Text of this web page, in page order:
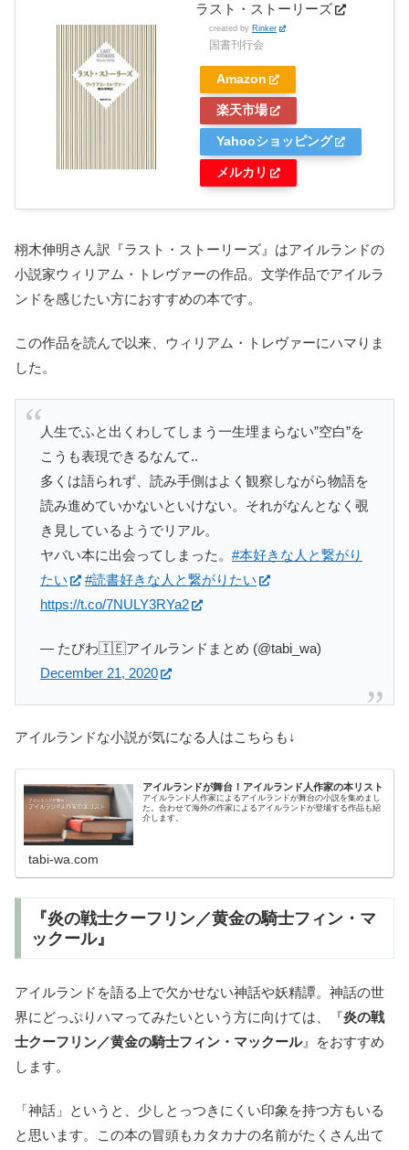
ラスト・ストーリーズ
created by Rinker
国書刊行会
Amazon
楽天市場
Yahooショッピング
メルカリ
栩木伸明さん訳『ラスト・ストーリーズ』はアイルランドの
小説家ウィリアム・トレヴァーの作品。文学作品でアイルラ
ンドを感じたい方におすすめの本です。
この作品を読んで以来、ウィリアム・トレヴァーにハマりま
した。
人生でふと出くわしてしまう一生埋まらない”空白”を
こうも表現できるなんて..
多くは語られず、読み手側はよく観察しながら物語を
読み進めていかないといけない。それがなんとなく覗
き見しているようでリアル。
ヤバい本に出会ってしまった。 #本好きな人と繋がり
たい
#読書好きな人と繋がりたい
https://t.co/7NULY3RYa2
— たびわ🇮🇪アイルランドまとめ (@tabi_wa)
December 21, 2020
アイルランドな小説が気になる人はこちらも↓
アイルランドが舞台！アイルランド人作家の本リスト
アイルランド人作家によるアイルランドが舞台の小説を集めまし
た。合わせて海外の作家によるアイルランドが登場する作品も紹
介します。
tabi-wa.com
『炎の戦士クーフリン／黄金の騎士フィン・マ
ックール』
アイルランドを語る上で欠かせない神話や妖精譚。神話の世
界にどっぷりハマってみたいという方に向けては、『炎の戦
士クーフリン／黄金の騎士フィン・マックール』をおすすめ
します。
「神話」というと、少しとっつきにくい印象を持つ方もいる
と思います。この本の冒頭もカタカナの名前がたくさん出て